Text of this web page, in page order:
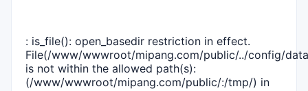
: is_file(): open_basedir restriction in effect.
File(/www/wwwroot/mipang.com/public/../config/
is not within the allowed path(s):
(/www/wwwroot/mipang.com/public/:/tmp/) in